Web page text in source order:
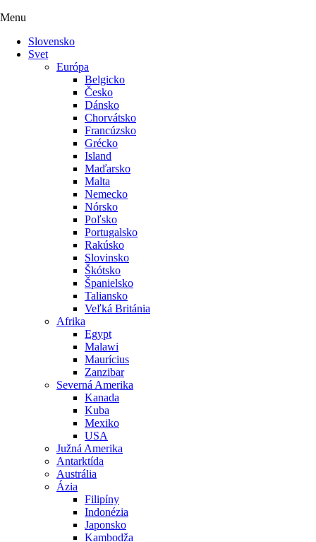
Menu
Slovensko
Svet
Európa
Belgicko
Česko
Dánsko
Chorvátsko
Francúzsko
Grécko
Island
Maďarsko
Malta
Nemecko
Nórsko
Poľsko
Portugalsko
Rakúsko
Slovinsko
Škótsko
Španielsko
Taliansko
Veľká Británia
Afrika
Egypt
Malawi
Maurícius
Zanzibar
Severná Amerika
Kanada
Kuba
Mexiko
USA
Južná Amerika
Antarktída
Austrália
Ázia
Filipíny
Indonézia
Japonsko
Kambodža